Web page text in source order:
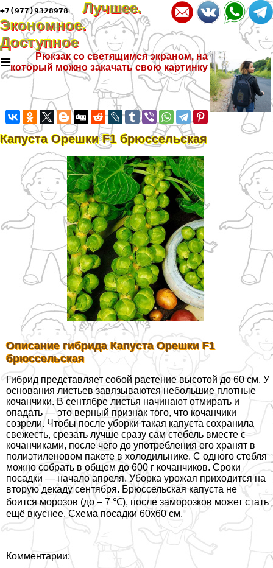
+7(977)9328978
Лучшее.
Экономное.
Доступное
≡
Рюкзак со светящимся экраном, на
который можно закачать свою картинку
Капуста Орешки F1 брюссельская
Описание гибрида Капуста Орешки F1
брюссельская
Гибрид представляет собой растение высотой до 60 см. У
основания листьев завязываются небольшие плотные
кочанчики. В сентябре листья начинают отмирать и
опадать — это верный признак того, что кочанчики
созрели. Чтобы после уборки такая капуста сохранила
свежесть, срезать лучше сразу сам стебель вместе с
кочанчиками, после чего до употрeбления его хранят в
полиэтиленовом пакете в холодильнике. С одного стeбля
можно собрать в общем до 600 г кочанчиков. Сроки
посадки — начало апреля. Уборка урожая приходится на
вторую декаду сентября. Брюссельская капуста не
боится морозов (до – 7 ℃), после заморозков может стать
ещё вкуснее. Схема посадки 60х60 см.
Комментарии: